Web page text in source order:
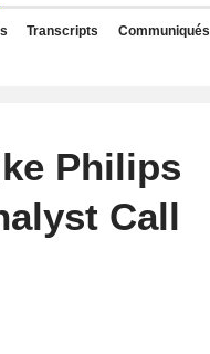
Transcripts Communiqués
Philips
Call